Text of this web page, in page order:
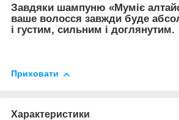
Завдяки шампуню «Муміє
ваше волосся завжди буде
і густим, сильним і доглянутим.
Приховати
Характеристики